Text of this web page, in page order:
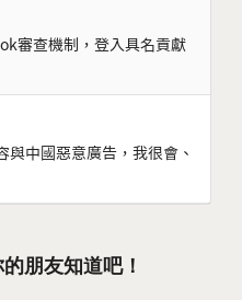
審查機制，登入具名貢獻
中國惡意廣告，我很會、
朋友知道吧！